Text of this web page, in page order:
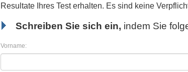
Resultate Ihres Test erhalten. Es sind keine
Schreiben Sie sich ein, indem Sie
Vorname: